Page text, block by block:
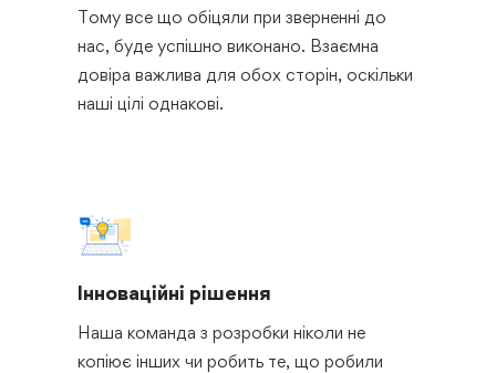
Тому все що обіцяли при зверненні до
нас, буде успішно виконано. Взаємна
довіра важлива для обох сторін, оскільки
наші цілі однакові.
Інноваційні рішення
Наша команда з розробки ніколи не
копіює інших чи робить те, що робили